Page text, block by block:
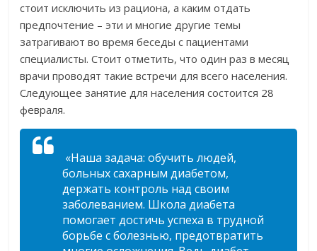
стоит исключить из рациона, а каким отдать
предпочтение – эти и многие другие темы
затрагивают во время беседы с пациентами
специалисты. Стоит отметить, что один раз в месяц
врачи проводят такие встречи для всего населения.
Следующее занятие для населения состоится 28
февраля.
«Наша задача: обучить людей,
больных сахарным диабетом,
держать контроль над своим
заболеванием. Школа диабета
помогает достичь успеха в трудной
борьбе с болезнью, предотвратить